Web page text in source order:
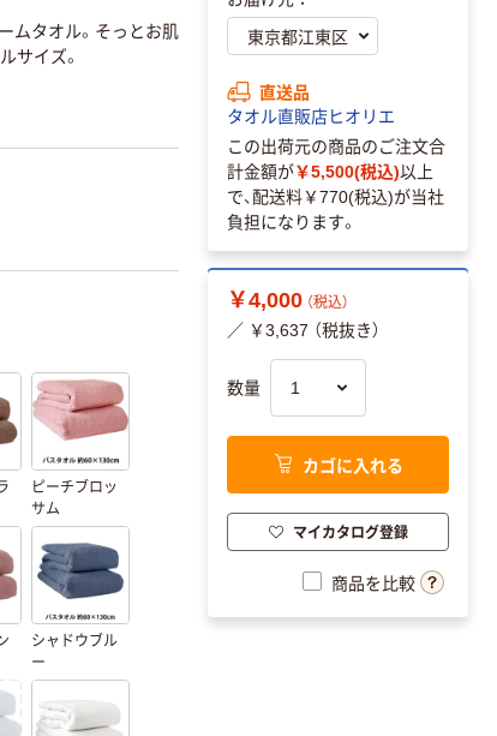
ムタオル。そっとお肌
サイズ。
ピーチブロッ
サム
シャドウブル
ー
直送品
タオル直販店ヒオリエ
この出荷元の商品のご注文合
計金額が￥5,500(税込)以上
で、配送料￥770(税込)が当社
負担になります。
￥4,000 （税込）
／ ￥3,637 （税抜き）
数量
カゴに入れる
マイカタログ登録
商品を比較